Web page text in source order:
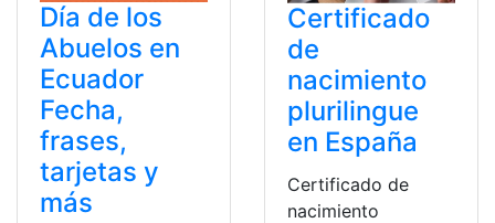
Día de los
Abuelos en
Ecuador
Fecha,
frases,
tarjetas y
más
Certificado
de
nacimiento
plurilingue
en España
Certificado de
nacimiento